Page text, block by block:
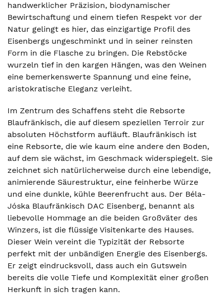
handwerklicher Präzision, biodynamischer
Bewirtschaftung und einem tiefen Respekt vor der
Natur gelingt es hier, das einzigartige Profil des
Eisenbergs ungeschminkt und in seiner reinsten
Form in die Flasche zu bringen. Die Rebstöcke
wurzeln tief in den kargen Hängen, was den Weinen
eine bemerkenswerte Spannung und eine feine,
aristokratische Eleganz verleiht.
Im Zentrum des Schaffens steht die Rebsorte
Blaufränkisch, die auf diesem speziellen Terroir zur
absoluten Höchstform aufläuft. Blaufränkisch ist
eine Rebsorte, die wie kaum eine andere den Boden,
auf dem sie wächst, im Geschmack widerspiegelt. Sie
zeichnet sich natürlicherweise durch eine lebendige,
animierende Säurestruktur, eine feinherbe Würze
und eine dunkle, kühle Beerenfrucht aus. Der Béla-
Jóska Blaufränkisch DAC Eisenberg, benannt als
liebevolle Hommage an die beiden Großväter des
Winzers, ist die flüssige Visitenkarte des Hauses.
Dieser Wein vereint die Typizität der Rebsorte
perfekt mit der unbändigen Energie des Eisenbergs.
Er zeigt eindrucksvoll, dass auch ein Gutswein
bereits die volle Tiefe und Komplexität einer großen
Herkunft in sich tragen kann.